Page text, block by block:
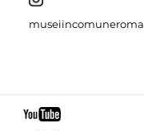
museiincomuneroma